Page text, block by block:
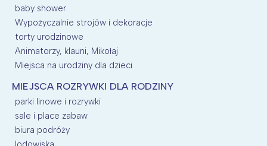
baby shower
Wypożyczalnie strojów i dekoracje
torty urodzinowe
Animatorzy, klauni, Mikołaj
Miejsca na urodziny dla dzieci
MIEJSCA ROZRYWKI DLA RODZINY
parki linowe i rozrywki
sale i place zabaw
biura podróży